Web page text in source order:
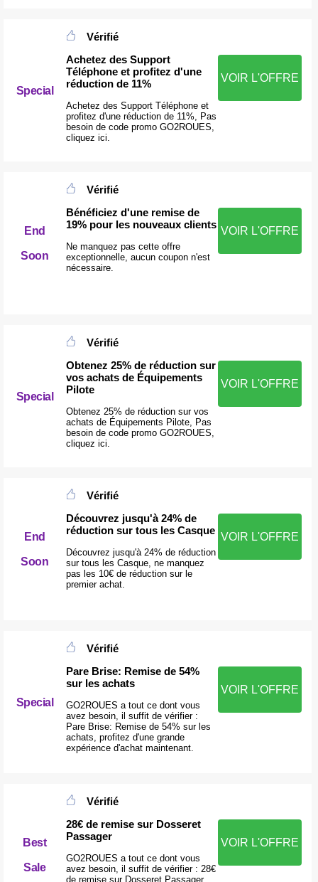
Special
Vérifié
Achetez des Support
Téléphone et profitez d'une
réduction de 11%
Achetez des Support Téléphone et
profitez d'une réduction de 11%, Pas
besoin de code promo GO2ROUES,
cliquez ici.
VOIR L'OFFRE
End
Soon
Vérifié
Bénéficiez d'une remise de
19% pour les nouveaux clients
Ne manquez pas cette offre
exceptionnelle, aucun coupon n'est
nécessaire.
VOIR L'OFFRE
Special
Vérifié
Obtenez 25% de réduction sur
vos achats de Équipements
Pilote
Obtenez 25% de réduction sur vos
achats de Équipements Pilote, Pas
besoin de code promo GO2ROUES,
cliquez ici.
VOIR L'OFFRE
End
Soon
Vérifié
Découvrez jusqu'à 24% de
réduction sur tous les Casque
Découvrez jusqu'à 24% de réduction
sur tous les Casque, ne manquez
pas les 10€ de réduction sur le
premier achat.
VOIR L'OFFRE
Special
Vérifié
Pare Brise: Remise de 54%
sur les achats
GO2ROUES a tout ce dont vous
avez besoin, il suffit de vérifier :
Pare Brise: Remise de 54% sur les
achats, profitez d'une grande
expérience d'achat maintenant.
VOIR L'OFFRE
Best
Sale
Vérifié
28€ de remise sur Dosseret
Passager
GO2ROUES a tout ce dont vous
avez besoin, il suffit de vérifier : 28€
de remise sur Dosseret Passager,
VOIR L'OFFRE